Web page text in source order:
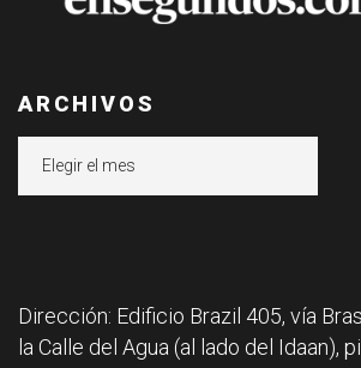
ARCHIVOS
Dirección: Edificio Brazil 405, vía
la Calle del Agua (al lado del Idaan),